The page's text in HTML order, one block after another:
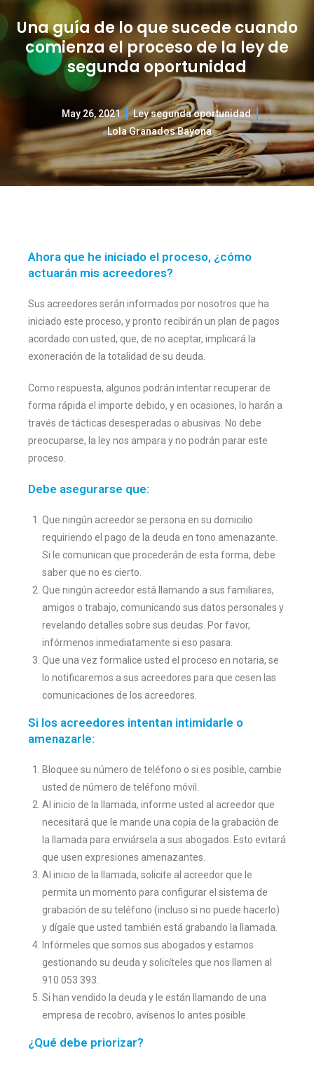
Una guía de lo que sucede cuando
comienza el proceso de la ley de
segunda oportunidad
May 26, 2021
Ley segunda oportunidad
Lola Granados Bayona
Ahora que he iniciado el proceso, ¿cómo
actuarán mis acreedores?
Sus acreedores serán informados por nosotros que ha
iniciado este proceso, y pronto recibirán un plan de pagos
acordado con usted, que, de no aceptar, implicará la
exoneración de la totalidad de su deuda.
Como respuesta, algunos podrán intentar recuperar de
forma rápida el importe debido, y en ocasiones, lo harán a
través de tácticas desesperadas o abusivas. No debe
preocuparse, la ley nos ampara y no podrán parar este
proceso.
Debe asegurarse que:
Que ningún acreedor se persona en su domicilio
requiriendo el pago de la deuda en tono amenazante.
Si le comunican que procederán de esta forma, debe
saber que no es cierto.
Que ningún acreedor está llamando a sus familiares,
amigos o trabajo, comunicando sus datos personales y
revelando detalles sobre sus deudas. Por favor,
infórmenos inmediatamente si eso pasara.
Que una vez formalice usted el proceso en notaria, se
lo notificaremos a sus acreedores para que cesen las
comunicaciones de los acreedores.
Si los acreedores intentan intimidarle o
amenazarle:
Bloquee su número de teléfono o si es posible, cambie
usted de número de teléfono móvil.
Al inicio de la llamada, informe usted al acreedor que
necesitará que le mande una copia de la grabación de
la llamada para enviársela a sus abogados. Esto evitará
que usen expresiones amenazantes.
Al inicio de la llamada, solicite al acreedor que le
permita un momento para configurar el sistema de
grabación de su teléfono (incluso si no puede hacerlo)
y dígale que usted también está grabando la llamada.
Infórmeles que somos sus abogados y estamos
gestionando su deuda y solicíteles que nos llamen al
910 053 393.
Si han vendido la deuda y le están llamando de una
empresa de recobro, avísenos lo antes posible.
¿Qué debe priorizar?